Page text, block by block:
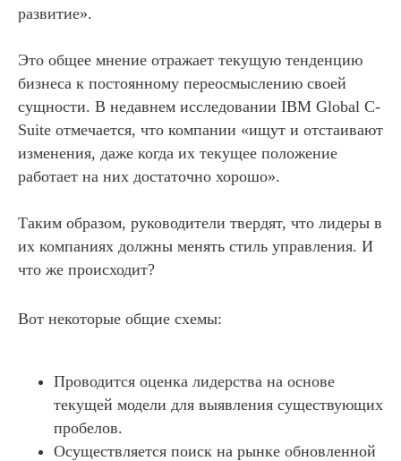
развитие».
Это общее мнение отражает текущую тенденцию
бизнеса к постоянному переосмыслению своей
сущности. В недавнем исследовании IBM Global C-
Suite отмечается, что компании «ищут и отстаивают
изменения, даже когда их текущее положение
работает на них достаточно хорошо».
Таким образом, руководители твердят, что лидеры в
их компаниях должны менять стиль управления. И
что же происходит?
Вот некоторые общие схемы:
Проводится оценка лидерства на основе
текущей модели для выявления существующих
пробелов.
Осуществляется поиск на рынке обновленной